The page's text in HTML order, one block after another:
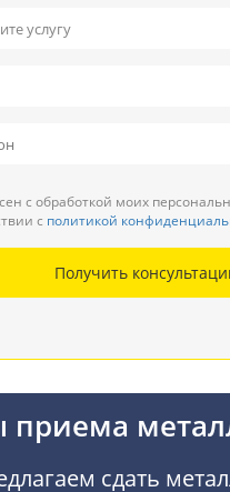
услугу
металлоконструкций
АКБ
с обработкой моих
с политикой
Получить
приема
сдать